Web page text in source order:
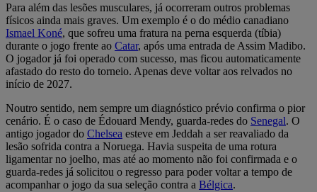
Para além das lesões musculares, já ocorreram outros problemas
físicos ainda mais graves. Um exemplo é o do médio canadiano
Ismael Koné, que sofreu uma fratura na perna esquerda (tíbia)
durante o jogo frente ao Catar, após uma entrada de Assim Madibo.
O jogador já foi operado com sucesso, mas ficou automaticamente
afastado do resto do torneio. Apenas deve voltar aos relvados no
início de 2027.
Noutro sentido, nem sempre um diagnóstico prévio confirma o pior
cenário. É o caso de Édouard Mendy, guarda-redes do Senegal. O
antigo jogador do Chelsea esteve em Jeddah a ser reavaliado da
lesão sofrida contra a Noruega. Havia suspeita de uma rotura
ligamentar no joelho, mas até ao momento não foi confirmada e o
guarda-redes já solicitou o regresso para poder voltar a tempo de
acompanhar o jogo da sua seleção contra a Bélgica.